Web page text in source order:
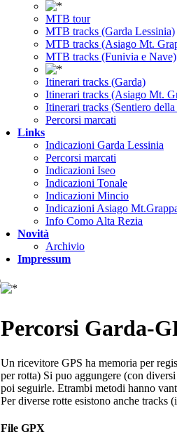
MTB tour
MTB tracks (Garda Lessinia)
MTB tracks (Asiago Mt.
MTB tracks (Funivia e Nave)
Itinerari tracks (Garda)
Itinerari tracks (Asiago Mt.
Itinerari tracks (Sentiero
Percorsi marcati
Links
Indicazioni Garda Lessinia
Percorsi marcati
Indicazioni Iseo
Indicazioni Tonale
Indicazioni Mincio
Indicazioni Asiago
Info Como Alta Rezia
Novità
Archivio
Impressum
Percorsi Garda-
Un ricevitore GPS ha memoria per
per rotta) Si puo aggungere (con
poi seguirle. Etrambi metodi hanno
Per diverse rotte esistono anche tracks
File GPX